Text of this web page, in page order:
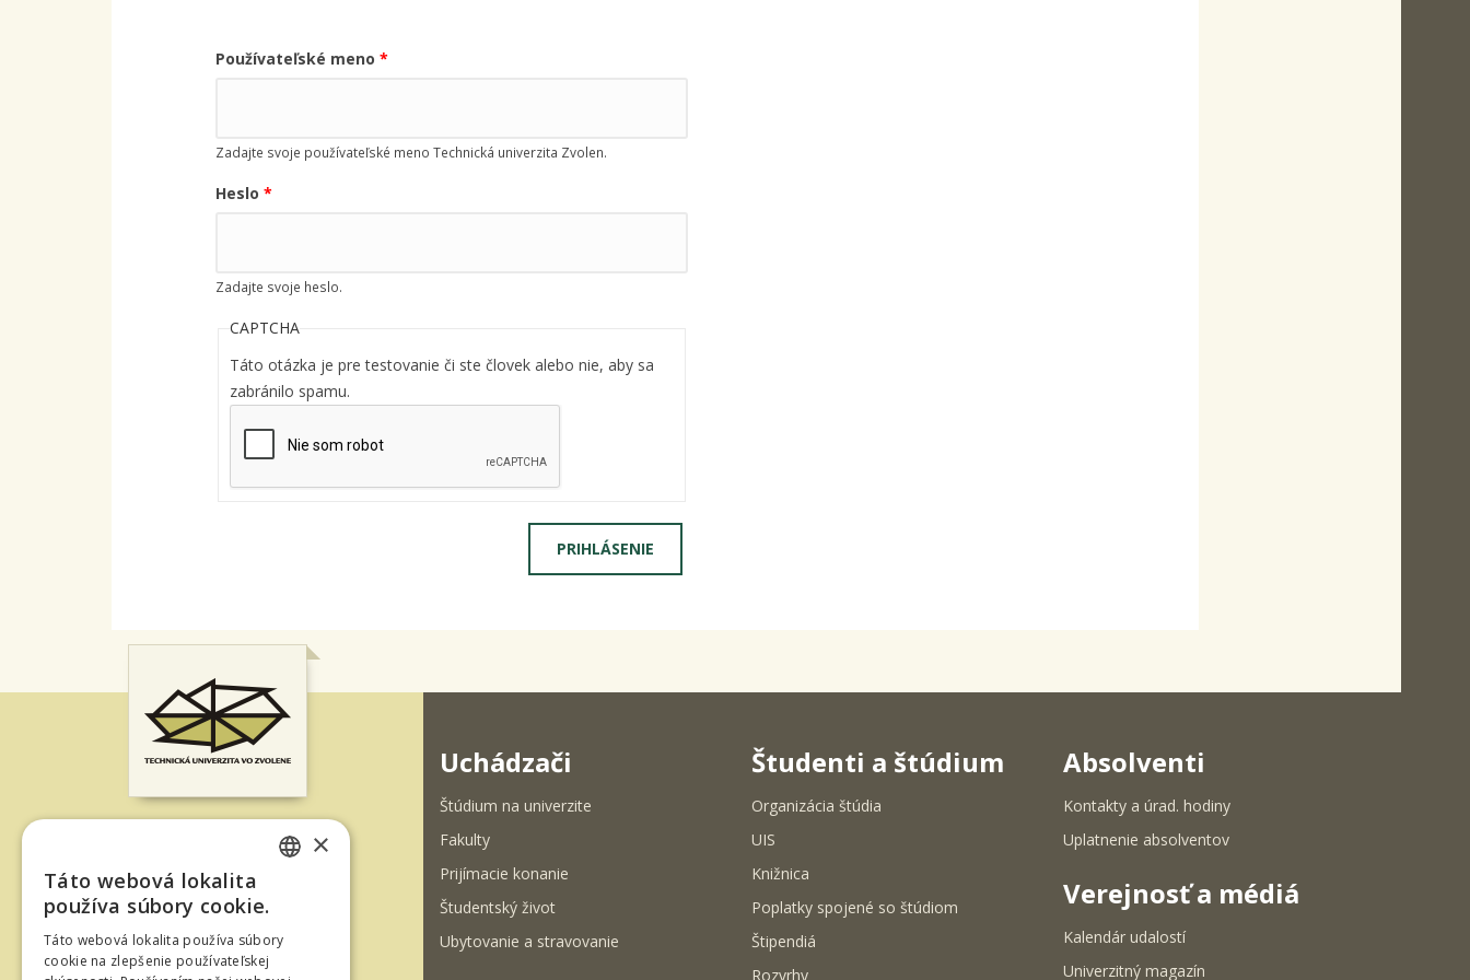
Používateľské meno *
Zadajte svoje používateľské meno Technická univerzita Zvolen.
Heslo *
Zadajte svoje heslo.
CAPTCHA
Táto otázka je pre testovanie či ste človek alebo nie, aby sa
zabránilo spamu.
960 01 Zvolen
Slovenská republika
Tel.: +421-45-520 61 11
Uchádzači
Štúdium na univerzite
Fakulty
Prijímacie konanie
Študentský život
Ubytovanie a stravovanie
Študenti a štúdium
Organizácia štúdia
UIS
Knižnica
Poplatky spojené so štúdiom
Štipendiá
Rozvrhy
Absolventi
Kontakty a úrad. hodiny
Uplatnenie absolventov
Verejnosť a médiá
Kalendár udalostí
Univerzitný magazín
×
Táto webová lokalita
používa súbory cookie.
Táto webová lokalita používa súbory
cookie na zlepšenie používateľskej